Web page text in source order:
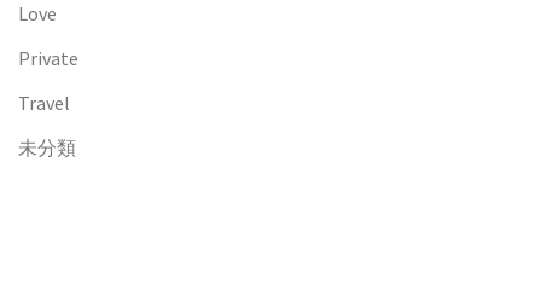
Love
Private
Travel
未分類